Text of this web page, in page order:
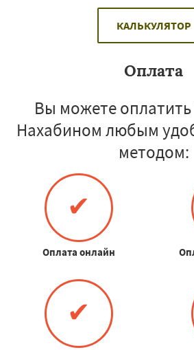
КАЛЬКУЛЯТОР
Оплата
Вы можете
Нахабином любым
методом:
✔
Оплата онлайн
✔